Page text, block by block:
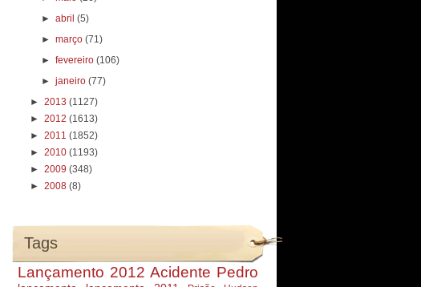
►abril(5)
►março(71)
►fevereiro(106)
►janeiro(77)
► 2013 (1127)
► 2012 (1613)
► 2011 (1852)
► 2010 (1193)
► 2009 (348)
► 2008 (8)
Tags
Lançamento 2012 Acidente Pedro